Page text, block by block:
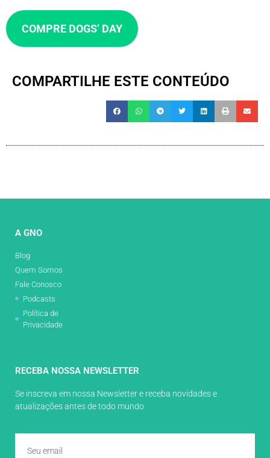
COMPRE DOGS’ DAY
COMPARTILHE ESTE CONTEÚDO
A GNO
Blog
Quem Somos
Fale Conosco
Podcasts
Política de
Privacidade
RECEBA NOSSA NEWSLETTER
Se inscreva em nossa Newsletter e receba novidades e
atualizações antes de todo mundo